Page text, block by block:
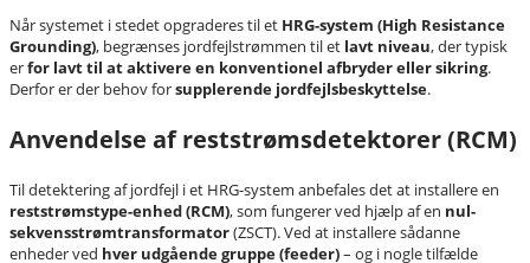
Når systemet i stedet opgraderes til et HRG-system (High Resistance
Grounding), begrænses jordfejlstrømmen til et lavt niveau, der typisk
erfor lavt til at aktivere en konventionel afbryder eller sikring.
Derfor er der behov forsupplerende jordfejlsbeskyttelse.
Anvendelse af reststrømsdetektorer (RCM)
Til detektering af jordfejl i et HRG-system anbefales det at installere en
reststrømstype-enhed (RCM), som fungerer ved hjælp af en nul-
sekvensstrømtransformator(ZSCT). Ved at installere sådanne
enheder ved hver udgående gruppe (feeder)– og i nogle tilfælde